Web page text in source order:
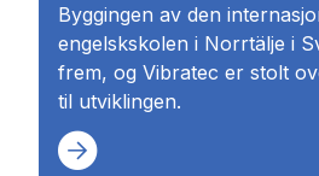
Byggingen av den
engelskskolen i Norrtälje i
frem, og Vibratec er stolt
til utviklingen.